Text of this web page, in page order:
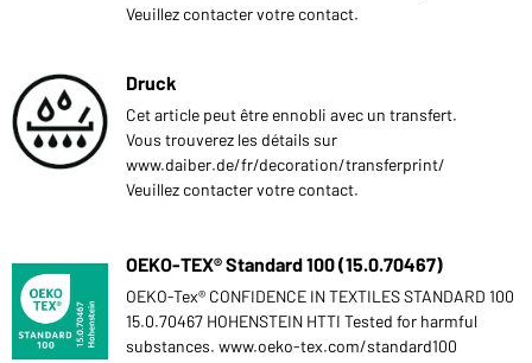
Veuillez contacter votre contact.
Druck
Cet article peut être ennobli avec un transfert.
Vous trouverez les détails sur
www.daiber.de/fr/decoration/transferprint/
Veuillez contacter votre contact.
OEKO-TEX® Standard 100 (15.0.70467)
OEKO-Tex® CONFIDENCE IN TEXTILES STANDARD 100
15.0.70467 HOHENSTEIN HTTI Tested for harmful
substances. www.oeko-tex.com/standard100